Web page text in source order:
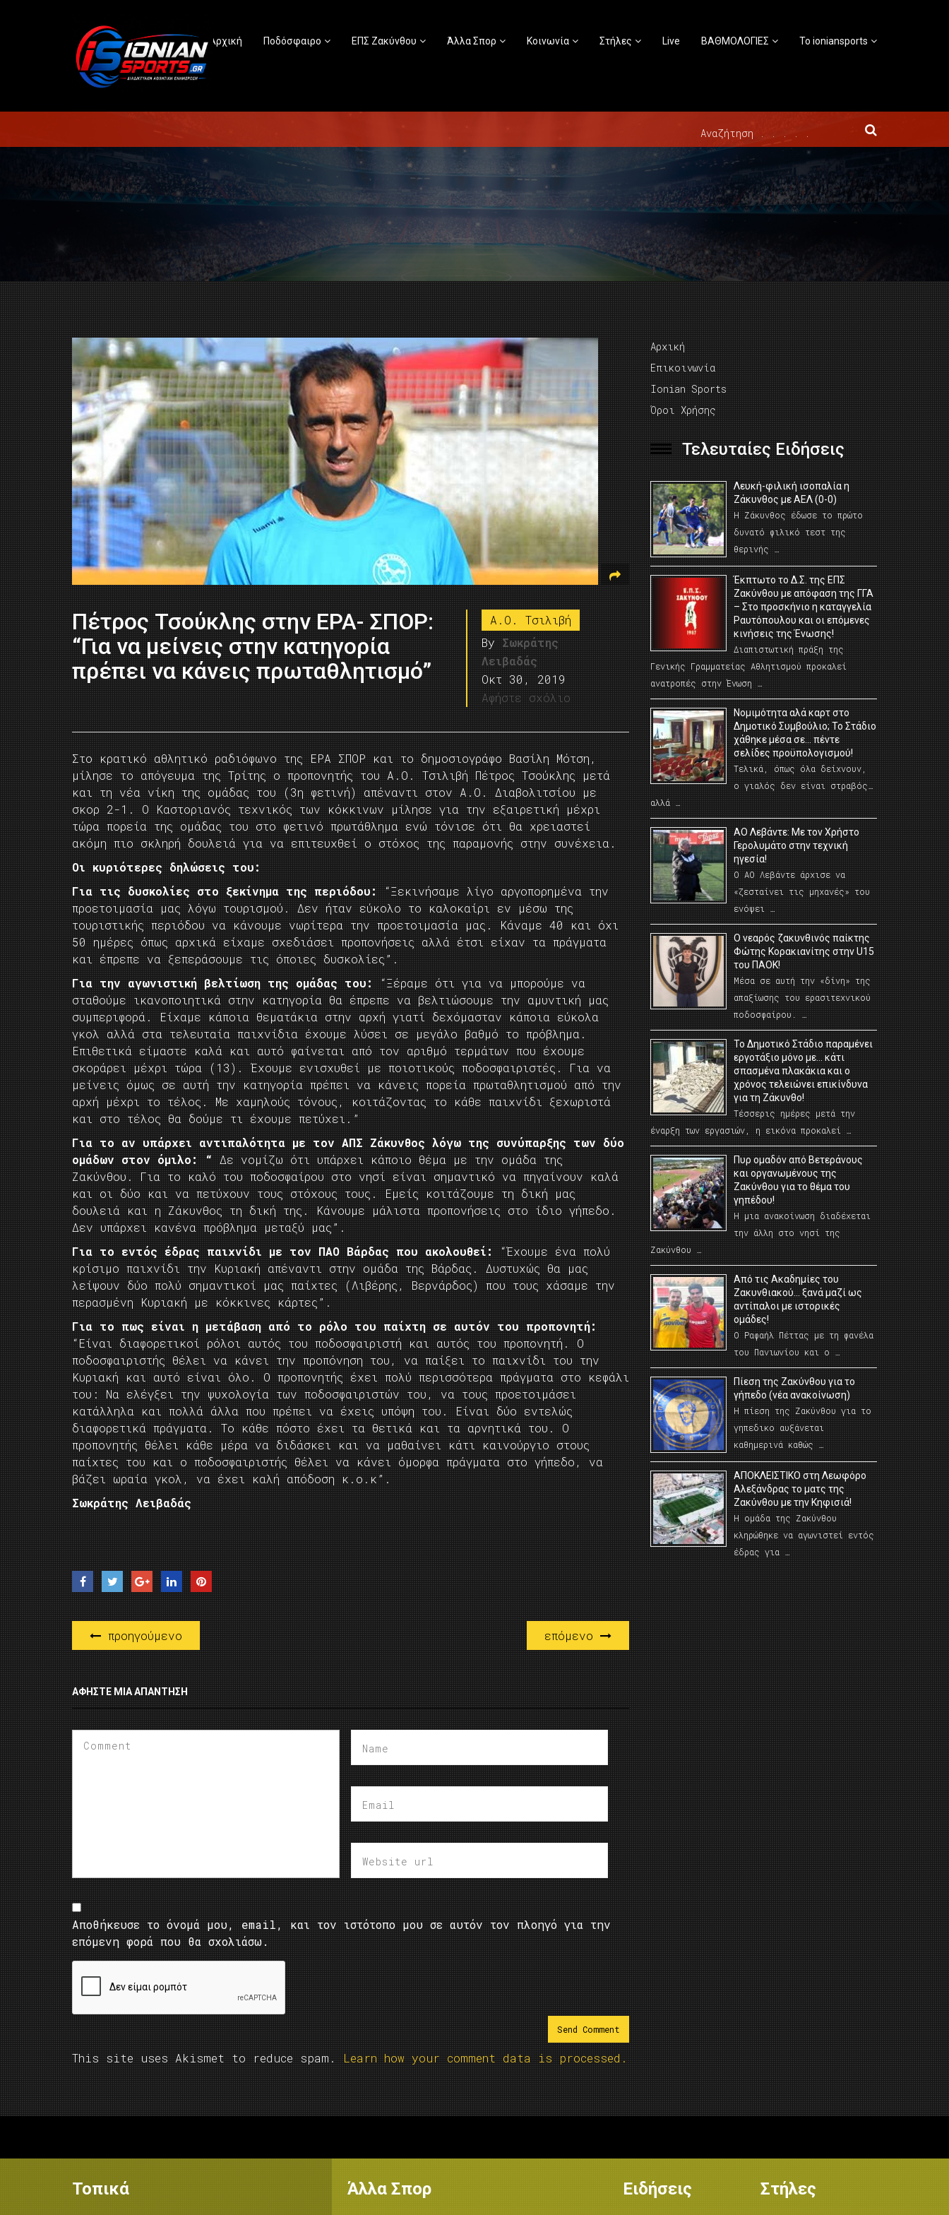
Αρχική Ποδόσφαιρο ΕΠΣ Ζακύνθου Άλλα Σπορ Κοινωνία Στήλες Live ΒΑΘΜΟΛΟΓΙΕΣ Το ioniansports
Πέτρος Τσούκλης στην ΕΡΑ- ΣΠΟΡ:
“Για να μείνεις στην κατηγορία
πρέπει να κάνεις πρωταθλητισμό”
Α.Ο. Τσιλιβή
By Σωκράτης
Λειβαδάς
Οκτ 30, 2019
Αφήστε σχόλιο
Στο κρατικό αθλητικό ραδιόφωνο της ΕΡΑ ΣΠΟΡ και το δημοσιογράφο Βασίλη Μότση,
μίλησε το απόγευμα της Τρίτης ο προπονητής του Α.Ο. Τσιλιβή Πέτρος Τσούκλης μετά
και τη νέα νίκη της ομάδας του (3η φετινή) απέναντι στον Α.Ο. Διαβολιτσίου με
σκορ 2-1. Ο Καστοριανός τεχνικός των κόκκινων μίλησε για την εξαιρετική μέχρι
τώρα πορεία της ομάδας του στο φετινό πρωτάθλημα ενώ τόνισε ότι θα χρειαστεί
ακόμη πιο σκληρή δουλειά για να επιτευχθεί ο στόχος της παραμονής στην συνέχεια.
Οι κυριότερες δηλώσεις του:
Για τις δυσκολίες στο ξεκίνημα της περιόδου:
“Ξεκινήσαμε λίγο αργοπορημένα την
προετοιμασία μας λόγω τουρισμού. Δεν ήταν εύκολο το καλοκαίρι εν μέσω της
τουριστικής περιόδου να κάνουμε νωρίτερα την προετοιμασία μας. Κάναμε 40 και όχι
50 ημέρες όπως αρχικά είχαμε σχεδιάσει προπονήσεις αλλά έτσι είχαν τα πράγματα
και έπρεπε να ξεπεράσουμε τις όποιες δυσκολίες”.
Για την αγωνιστική βελτίωση της ομάδας του:
“Ξέραμε ότι για να μπορούμε να
σταθούμε ικανοποιητικά στην κατηγορία θα έπρεπε να βελτιώσουμε την αμυντική μας
συμπεριφορά. Είχαμε κάποια θεματάκια στην αρχή γιατί δεχόμασταν κάποια εύκολα
γκολ αλλά στα τελευταία παιχνίδια έχουμε λύσει σε μεγάλο βαθμό το πρόβλημα.
Επιθετικά είμαστε καλά και αυτό φαίνεται από τον αριθμό τερμάτων που έχουμε
σκοράρει μέχρι τώρα (13). Έχουμε ενισχυθεί με ποιοτικούς ποδοσφαιριστές. Για να
μείνεις όμως σε αυτή την κατηγορία πρέπει να κάνεις πορεία πρωταθλητισμού από την
αρχή μέχρι το τέλος. Με χαμηλούς τόνους, κοιτάζοντας το κάθε παιχνίδι ξεχωριστά
και στο τέλος θα δούμε τι έχουμε πετύχει.”
Για το αν υπάρχει αντιπαλότητα με τον ΑΠΣ Ζάκυνθος λόγω της συνύπαρξης των δύο
ομάδων στον όμιλο: “ Δε νομίζω ότι υπάρχει κάποιο θέμα με την ομάδα της
Ζακύνθου. Για το καλό του ποδοσφαίρου στο νησί είναι σημαντικό να πηγαίνουν καλά
και οι δύο και να πετύχουν τους στόχους τους. Εμείς κοιτάζουμε τη δική μας
δουλειά και η Ζάκυνθος τη δική της. Κάνουμε μάλιστα προπονήσεις στο ίδιο γήπεδο.
Δεν υπάρχει κανένα πρόβλημα μεταξύ μας”.
Για το εντός έδρας παιχνίδι με τον ΠΑΟ Βάρδας που ακολουθεί:
“Έχουμε ένα πολύ
κρίσιμο παιχνίδι την Κυριακή απέναντι στην ομάδα της Βάρδας. Δυστυχώς θα μας
λείψουν δύο πολύ σημαντικοί μας παίχτες (Λιβέρης, Βερνάρδος) που τους χάσαμε την
περασμένη Κυριακή με κόκκινες κάρτες”.
Για το πως είναι η μετάβαση από το ρόλο του παίχτη σε αυτόν του προπονητή:
“Είναι διαφορετικοί ρόλοι αυτός του ποδοσφαιριστή και αυτός του προπονητή. Ο
ποδοσφαιριστής θέλει να κάνει την προπόνηση του, να παίξει το παιχνίδι του την
Κυριακή και αυτό είναι όλο. Ο προπονητής έχει πολύ περισσότερα πράγματα στο κεφάλι
του: Να ελέγξει την ψυχολογία των ποδοσφαιριστών του, να τους προετοιμάσει
κατάλληλα και πολλά άλλα που πρέπει να έχεις υπόψη του. Είναι δύο εντελώς
διαφορετικά πράγματα. Το κάθε πόστο έχει τα θετικά και τα αρνητικά του. Ο
προπονητής θέλει κάθε μέρα να διδάσκει και να μαθαίνει κάτι καινούργιο στους
παίχτες του και ο ποδοσφαιριστής θέλει να κάνει όμορφα πράγματα στο γήπεδο, να
βάζει ωραία γκολ, να έχει καλή απόδοση κ.ο.κ”.
Σωκράτης Λειβαδάς
προηγούμενο επόμενο
ΑΦΉΣΤΕ ΜΙΑ ΑΠΆΝΤΗΣΗ
Αποθήκευσε το όνομά μου, email, και τον ιστότοπο μου σε αυτόν τον πλοηγό για την
επόμενη φορά που θα σχολιάσω.
This site uses Akismet to reduce spam. Learn how your comment data is processed.
Αρχική
Επικοινωνία
Ionian Sports
Όροι Χρήσης
Τελευταίες Ειδήσεις
Λευκή-φιλική ισοπαλία η
Ζάκυνθος με ΑΕΛ (0-0)
Η Ζάκυνθος έδωσε το πρώτο
δυνατό φιλικό τεστ της
θερινής …
Έκπτωτο το Δ.Σ. της ΕΠΣ
Ζακύνθου με απόφαση της ΓΓΑ
– Στο προσκήνιο η καταγγελία
Ραυτόπουλου και οι επόμενες
κινήσεις της Ένωσης!
Διαπιστωτική πράξη της
Γενικής Γραμματείας Αθλητισμού προκαλεί
ανατροπές στην Ένωση …
Νομιμότητα αλά καρτ στο
Δημοτικό Συμβούλιο; Το Στάδιο
χάθηκε μέσα σε… πέντε
σελίδες προϋπολογισμού!
Τελικά, όπως όλα δείχνουν,
ο γιαλός δεν είναι στραβός…
αλλά …
ΑΟ Λεβάντε: Με τον Χρήστο
Γερολυμάτο στην τεχνική
ηγεσία!
Ο ΑΟ Λεβάντε άρχισε να
«ζεσταίνει τις μηχανές» του
ενόψει …
O νεαρός ζακυνθινός παίκτης
Φώτης Κορακιανίτης στην U15
του ΠΑΟΚ!
Μέσα σε αυτή την «δίνη» της
απαξίωσης του ερασιτεχνικού
ποδοσφαίρου. …
Το Δημοτικό Στάδιο παραμένει
εργοτάξιο μόνο με… κάτι
σπασμένα πλακάκια και ο
χρόνος τελειώνει επικίνδυνα
για τη Ζάκυνθο!
Τέσσερις ημέρες μετά την
έναρξη των εργασιών, η εικόνα προκαλεί …
Πυρ ομαδόν από Βετεράνους
και οργανωμένους της
Ζακύνθου για το θέμα του
γηπέδου!
Η μια ανακοίνωση διαδέχεται
την άλλη στο νησί της
Ζακύνθου …
Από τις Ακαδημίες του
Ζακυνθιακού… ξανά μαζί ως
αντίπαλοι με ιστορικές
ομάδες!
Ο Ραφαήλ Πέττας με τη φανέλα
του Πανιωνίου και ο …
Πίεση της Ζακύνθου για το
γήπεδο (νέα ανακοίνωση)
Η πίεση της Ζακύνθου για το
γηπεδικο αυξάνεται
καθημερινά καθώς …
AΠΟΚΛΕΙΣΤΙΚΟ στη Λεωφόρο
Αλεξάνδρας το ματς της
Ζακύνθου με την Κηφισιά!
Η ομάδα της Ζακύνθου
κληρώθηκε να αγωνιστεί εντός
έδρας για …
Τοπικά Άλλα Σπορ Ειδήσεις Στήλες